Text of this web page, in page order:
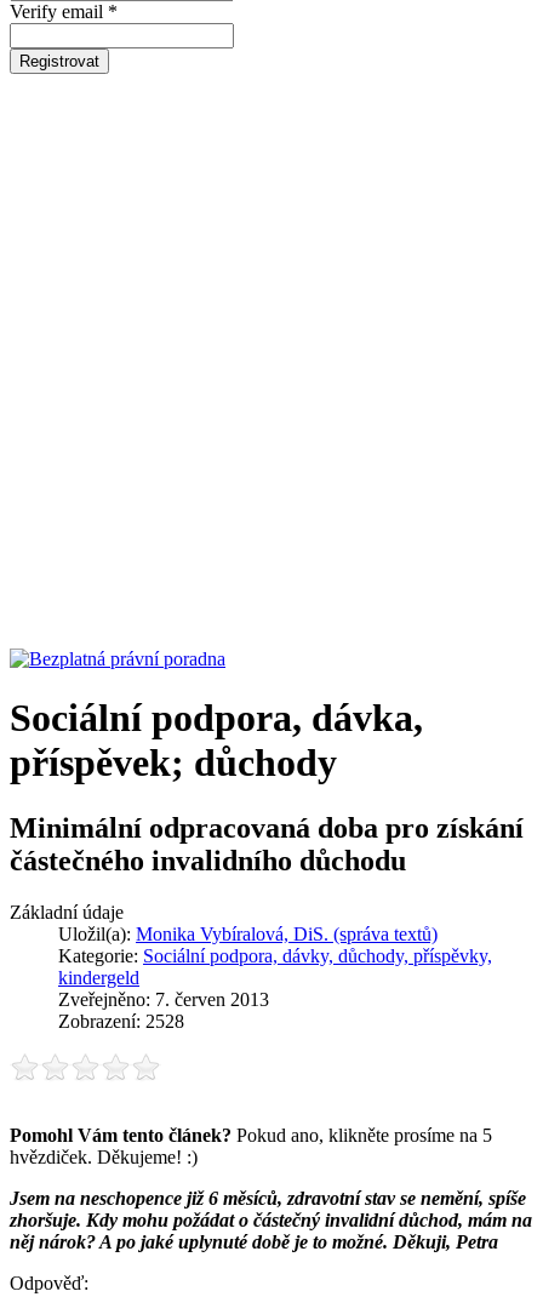
Verify email *
Registrovat
Sociální podpora, dávka,
příspěvek; důchody
Minimální odpracovaná doba pro získání
částečného invalidního důchodu
Základní údaje
Uložil(a): Monika Vybíralová, DiS. (správa textů)
Kategorie: Sociální podpora, dávky, důchody, příspěvky,
kindergeld
Zveřejněno: 7. červen 2013
Zobrazení: 2528
Pomohl Vám tento článek? Pokud ano, klikněte prosíme na 5
hvězdiček. Děkujeme! :)
Jsem na neschopence již 6 měsíců, zdravotní stav se nemění, spíše
zhoršuje. Kdy mohu požádat o částečný invalidní důchod, mám na
něj nárok? A po jaké uplynuté době je to možné. Děkuji, Petra
Odpověď: